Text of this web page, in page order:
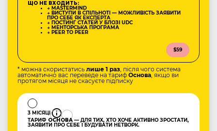
ЩО НЕ ВХОДИТЬ:
→ MASTERMIND
→ ВИСТУПИ В СПІЛЬНОТІ — МОЖЛИВІСТЬ ЗАЯВИТИ
ПРО СЕБЕ ЯК ЕКСПЕРТА
→ ПОСТИНГ СТАТЕЙ У БЛОЗІ UDC
→ МЕНТОРСЬКА ПРОГРАМА
→ PEER TO PEER
$59
* можна скористатись лише 1 раз, після чого система
автоматично вас переведе на тариф Основа, якщо ви
протягом місяця не скасуєте підписку
3 МІСЯЦІ
ТАРИФ ОСНОВА — ДЛЯ ТИХ, ХТО ХОЧЕ АКТИВНО ЗРОСТАТИ,
ЗАЯВИТИ ПРО СЕБЕ І БУДУВАТИ НЕТВОРК.